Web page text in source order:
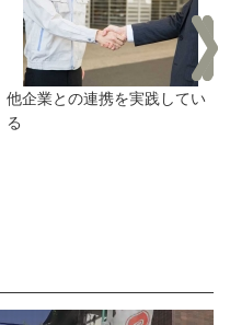
他企業との連携を実践してい
る